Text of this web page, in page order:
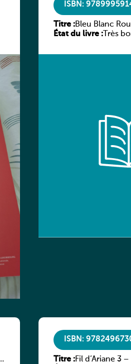
ISBN:
Titre :Bleu Blanc
État du livre :Très
ISBN:
Titre :Fil d’Ariane 3